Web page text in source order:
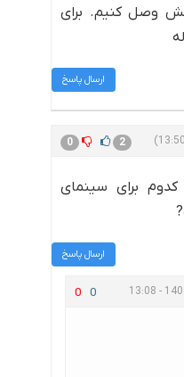
وصل کنیم. برای
ارسال پاسخ
0 2
بین این و اپتما uhd38 کدوم برای سینمای
ارسال پاسخ
0 0